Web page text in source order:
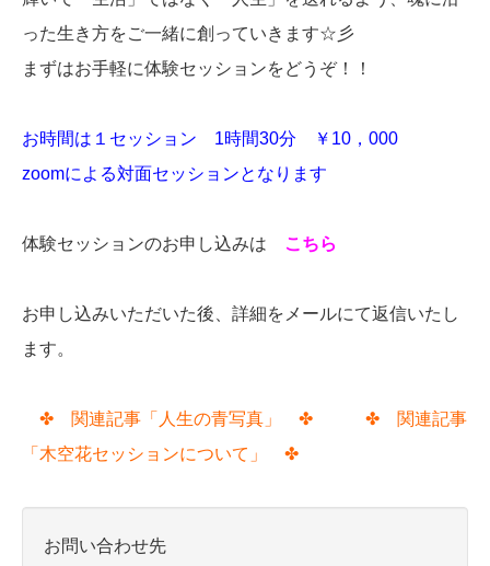
った生き方をご一緒に創っていきます☆彡
まずはお手軽に体験セッションをどうぞ！！
お時間は１セッション 1時間30分 ￥10，000
zoomによる対面セッションとなります
体験セッションのお申し込みは こちら
お申し込みいただいた後、詳細をメールにて返信いたし
ます。
✤ 関連記事「人生の青写真」 ✤
✤ 関連記事
「木空花セッションについて」 ✤
お問い合わせ先